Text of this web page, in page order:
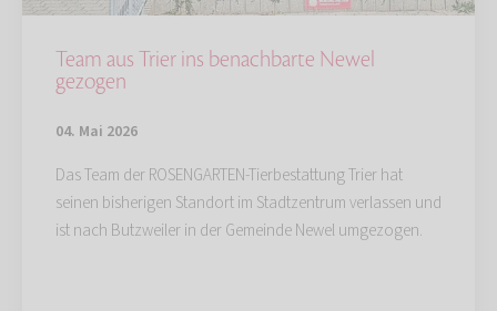
Team aus Trier ins benachbarte Newel
gezogen
04. Mai 2026
Das Team der ROSENGARTEN-Tierbestattung Trier hat
seinen bisherigen Standort im Stadtzentrum verlassen und
ist nach Butzweiler in der Gemeinde Newel umgezogen.